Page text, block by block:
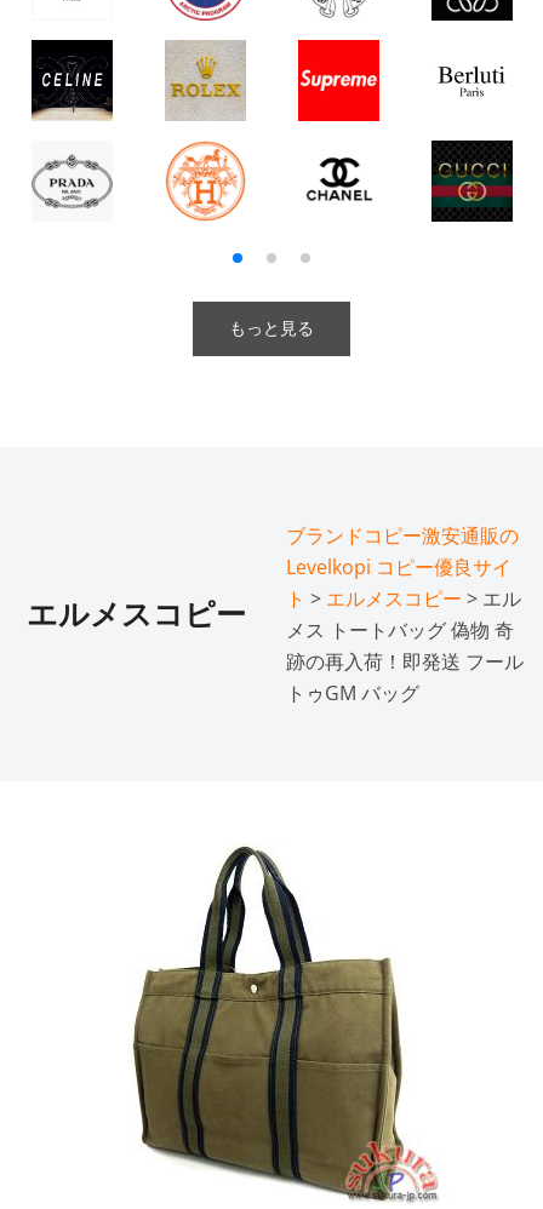
もっと見る
エルメスコピー
ブランドコピー激安通販の
Levelkopi コピー優良サイ
ト > エルメスコピー > エル
メス トートバッグ 偽物 奇
跡の再入荷！即発送 フール
トゥGM バッグ